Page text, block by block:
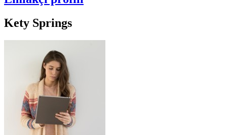
Kety Springs